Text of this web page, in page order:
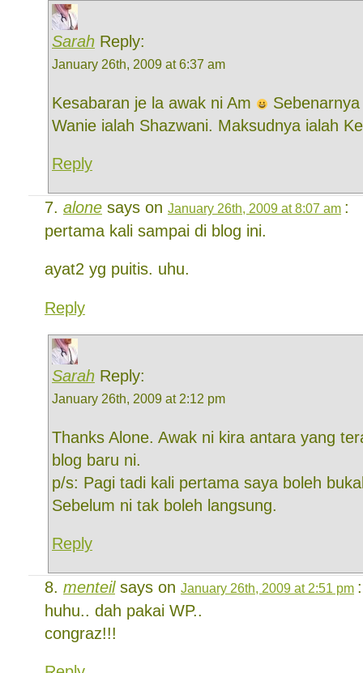
Sarah Reply:
January 26th, 2009 at 6:37 am
Kesabaran je la awak ni Am
Wanie ialah Shazwani. Maksudnya ialah
Reply
alone says on January 26th, 2009 at 8:07 am :
pertama kali sampai di blog ini.
ayat2 yg puitis. uhu.
Reply
Sarah Reply:
January 26th, 2009 at 2:12 pm
Thanks Alone. Awak ni kira antara yang
blog baru ni.
p/s: Pagi tadi kali pertama saya boleh
Sebelum ni tak boleh langsung.
Reply
menteilsays on January 26th, 2009 at 2:51 pm :
huhu.. dah pakai WP..
congraz!!!